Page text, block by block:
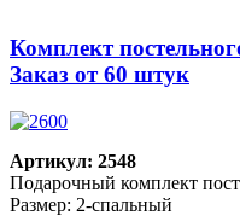
Комплект
Заказ от 60 штук
Артикул: 2548
Подарочный комплект
Размер: 2-спальный